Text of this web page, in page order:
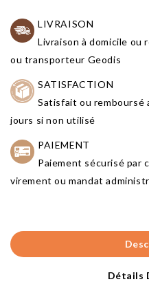
LIVRAISON
Livraison à domicile ou
ou transporteur Geodis
SATISFACTION
Satisfait ou remboursé
jours si non utilisé
PAIEMENT
Paiement sécurisé par
virement ou mandat
Détails